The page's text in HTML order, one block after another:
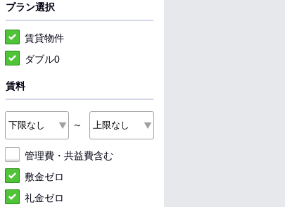
プラン選択
賃貸物件
ダブル0
賃料
～
管理費・共益費含む
敷金ゼロ
礼金ゼロ